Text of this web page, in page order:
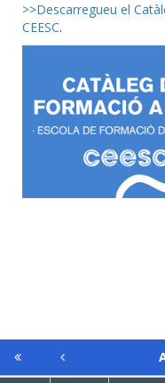
>>Descarregueu el
CEESC.